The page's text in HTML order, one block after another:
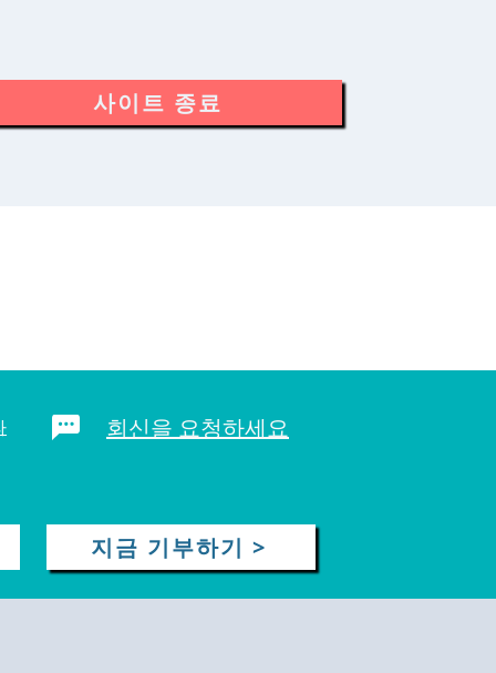
사이트 종료
회신을 요청하세요
지금 기부하기 >